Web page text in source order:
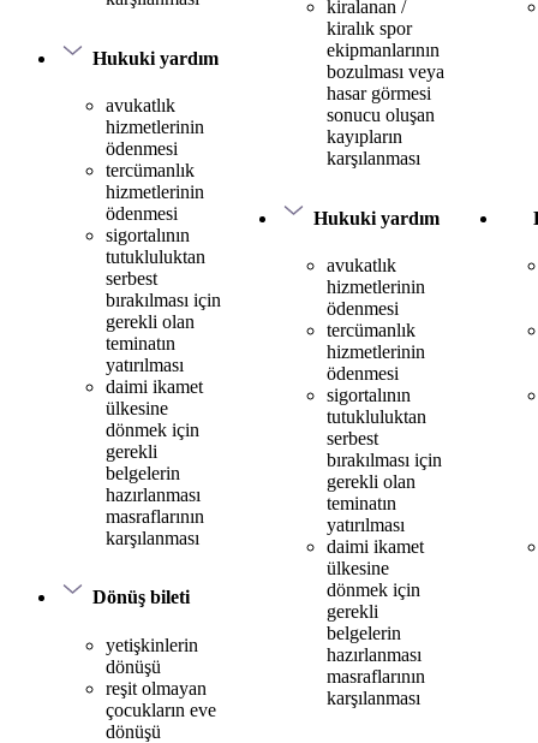
Hukuki yardım
avukatlık
hizmetlerinin
ödenmesi
tercümanlık
hizmetlerinin
ödenmesi
sigortalının
tutukluluktan
serbest
bırakılması için
gerekli olan
teminatın
yatırılması
daimi ikamet
ülkesine
dönmek için
gerekli
belgelerin
hazırlanması
masraflarının
karşılanması
Dönüş bileti
yetişkinlerin
dönüşü
reşit olmayan
çocukların eve
dönüşü
kiralanan /
kiralık spor
ekipmanlarının
bozulması veya
hasar görmesi
sonucu oluşan
kayıpların
karşılanması
Hukuki yardım
avukatlık
hizmetlerinin
ödenmesi
tercümanlık
hizmetlerinin
ödenmesi
sigortalının
tutukluluktan
serbest
bırakılması için
gerekli olan
teminatın
yatırılması
daimi ikamet
ülkesine
dönmek için
gerekli
belgelerin
hazırlanması
masraflarının
karşılanması